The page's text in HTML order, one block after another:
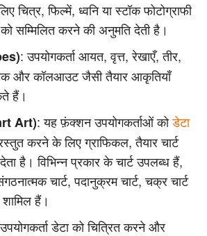
चित्र, फिल्में, ध्वनि या स्टॉक फोटोग्राफी
सम्मिलित करने की अनुमति देती है।
: उपयोगकर्ता आयत, वृत्त, रेखाएँ, तीर,
और कॉलआउट जैसी तैयार आकृतियाँ
हैं।
Art): यह फ़ंक्शन उपयोगकर्ताओं कोडेटा
करने के लिए ग्राफिकल, तैयार चार्ट
है। विभिन्न प्रकार के चार्ट उपलब्ध हैं,
चार्ट, पदानुक्रम चार्ट, चक्र चार्ट
शामिल हैं।
डेटा को चित्रित करने और